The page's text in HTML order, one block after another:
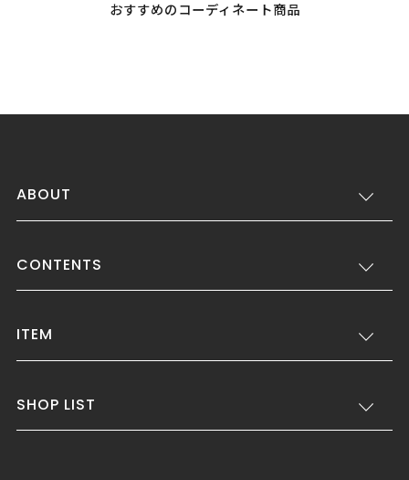
おすすめのコーディネート商品
ABOUT
CONTENTS
ITEM
SHOP LIST